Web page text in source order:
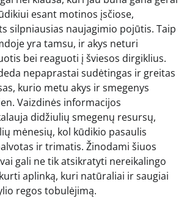
esant motinos įsčiose,
silpniausias naujagimio pojūtis. Taip
yra tamsu, ir akys neturi
bei reaguoti į šviesos dirgiklius.
nepaprastai sudėtingas ir greitas
kurio metu akys ir smegenys
Vaizdinės informacijos
didžiulių smegenų resursų,
mėnesių, kol kūdikio pasaulis
ir trimatis. Žinodami šiuos
gali ne tik atsikratyti nereikalingo
aplinką, kuri natūraliai ir saugiai
regos tobulėjimą.